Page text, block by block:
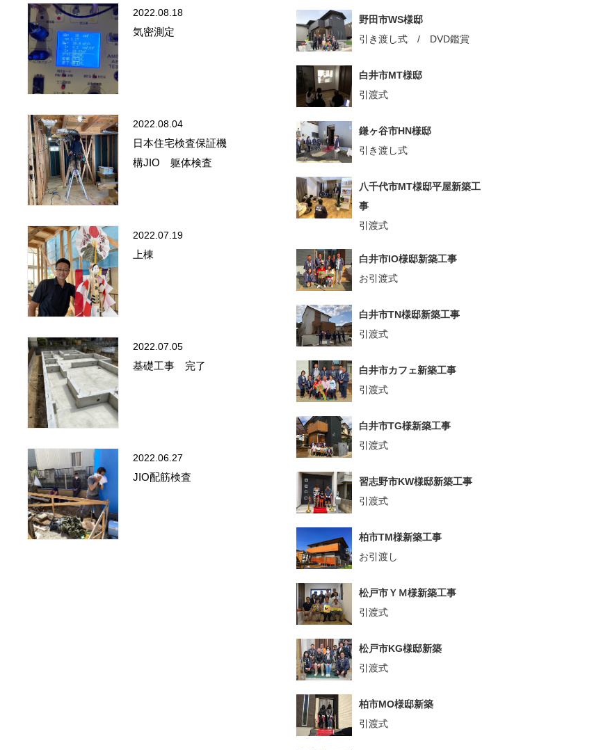
2022.08.18
気密測定
2022.08.04
日本住宅検査保証機
構JIO 躯体検査
2022.07.19
上棟
2022.07.05
基礎工事 完了
2022.06.27
JIO配筋検査
野田市WS様邸
引き渡し式 / DVD鑑賞
白井市MT様邸
引渡式
鎌ヶ谷市HN様邸
引き渡し式
八千代市MT様邸平屋新築工
事
引渡式
白井市IO様邸新築工事
お引渡式
白井市TN様邸新築工事
引渡式
白井市カフェ新築工事
引渡式
白井市TG様新築工事
引渡式
習志野市KW様邸新築工事
引渡式
柏市TM様新築工事
お引渡し
松戸市ＹＭ様新築工事
引渡式
松戸市KG様邸新築
引渡式
柏市MO様邸新築
引渡式